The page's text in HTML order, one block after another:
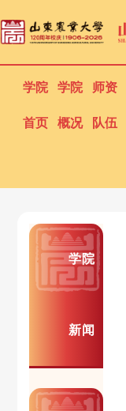
学院
首页
学院
概况
师资
队伍
学院
新闻